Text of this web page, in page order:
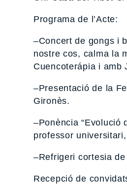
Programa de l’Acte:
–Concert de gongs i
nostre cos, calma la
Cuencoterápia i amb
–Presentació de la
Gironès.
–Ponència “Evolució
professor
–Refrigeri cortesia
Recepció de